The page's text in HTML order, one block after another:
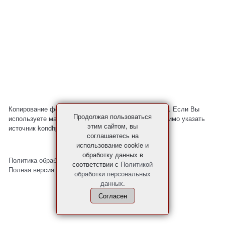
Копирование фото и материалов с сайта запрещено. Если Вы
используете материалы с нашего сайта, то необходимо указать
источник kondhp.ru
Политика обработки персональных данных
Продолжая пользоваться
этим сайтом, вы
соглашаетесь на
использование cookie и
обработку данных в
соответствии с Политикой
обработки персональных
данных.
Согласен
Полная версия сайта